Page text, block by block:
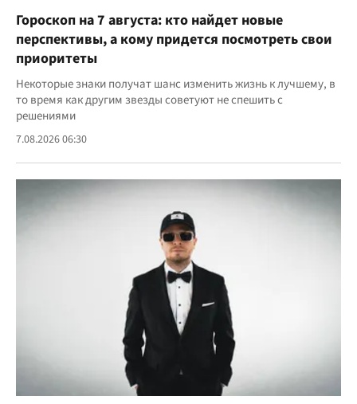
Гороскоп на 7 августа: кто найдет новые
перспективы, а кому придется посмотреть свои
приоритеты
Некоторые знаки получат шанс изменить жизнь к лучшему, в
то время как другим звезды советуют не спешить с
решениями
7.08.2026 06:30